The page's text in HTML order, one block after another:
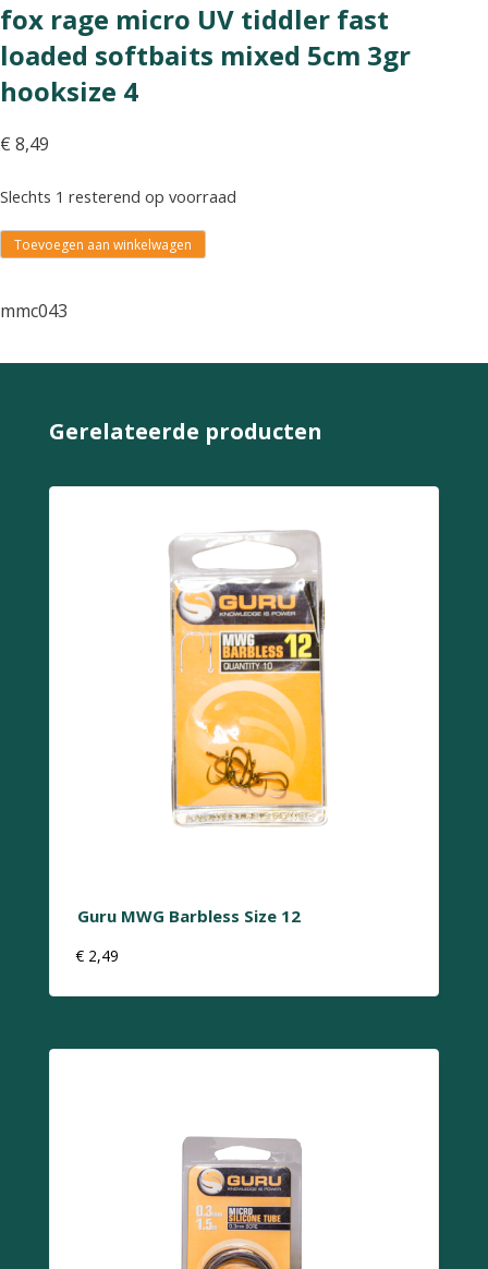
fox rage micro UV tiddler fast
loaded softbaits mixed 5cm 3gr
hooksize 4
€ 8,49
Slechts 1 resterend op voorraad
Toevoegen aan winkelwagen
mmc043
Gerelateerde producten
Guru MWG Barbless Size 12
€ 2,49